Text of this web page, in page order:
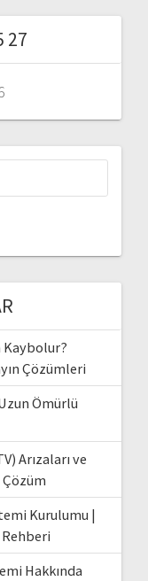
27
Kaybolur?
Çözümleri
Ömürlü
Arızaları ve
Kurulumu |
Hakkında